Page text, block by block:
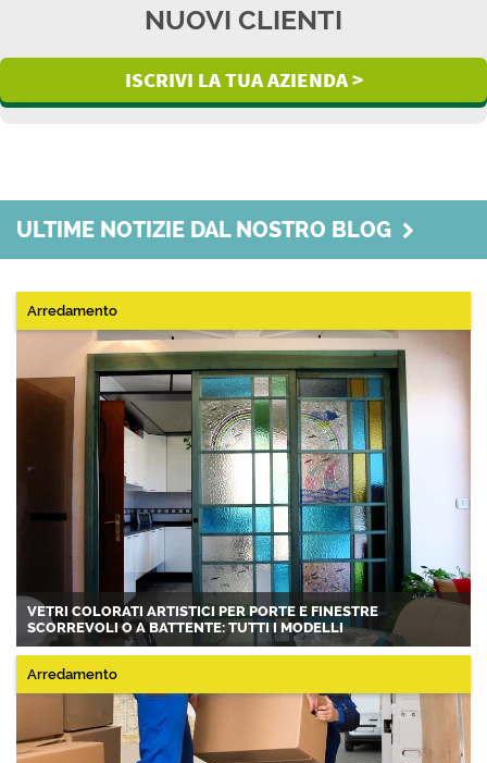
NUOVI CLIENTI
ISCRIVI LA TUA AZIENDA >
ULTIME NOTIZIE DAL NOSTRO BLOG
Arredamento
VETRI COLORATI ARTISTICI PER PORTE E FINESTRE
SCORREVOLI O A BATTENTE: TUTTI I MODELLI
Arredamento